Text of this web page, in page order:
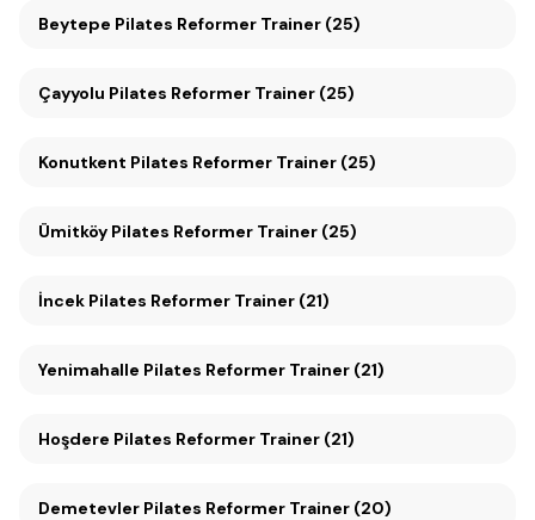
Beytepe Pilates Reformer Trainer (25)
Çayyolu Pilates Reformer Trainer (25)
Konutkent Pilates Reformer Trainer (25)
Ümitköy Pilates Reformer Trainer (25)
İncek Pilates Reformer Trainer (21)
Yenimahalle Pilates Reformer Trainer (21)
Hoşdere Pilates Reformer Trainer (21)
Demetevler Pilates Reformer Trainer (20)